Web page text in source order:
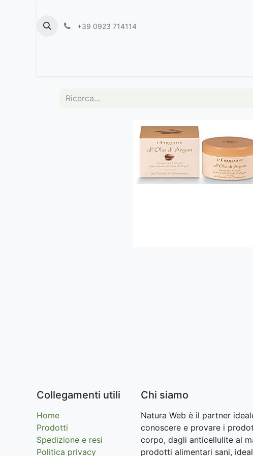
+39 0923 714114
Collegamenti utili
Home
Prodotti
Spedizione e resi
Politica privacy
Chi siamo
Natura Web è il partner
conoscere e provare i
corpo, dagli anticellulite al
prodotti alimentari sani,